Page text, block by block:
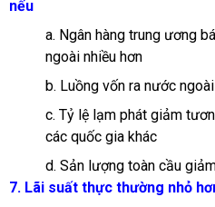
nếu
a. Ngân hàng trung ương
ngoài nhiều hơn
b. Luồng vốn ra nước
c. Tỷ lệ lạm phát giảm
các quốc gia khác
d. Sản lượng toàn cầu
7. Lãi suất thực thường nhỏ